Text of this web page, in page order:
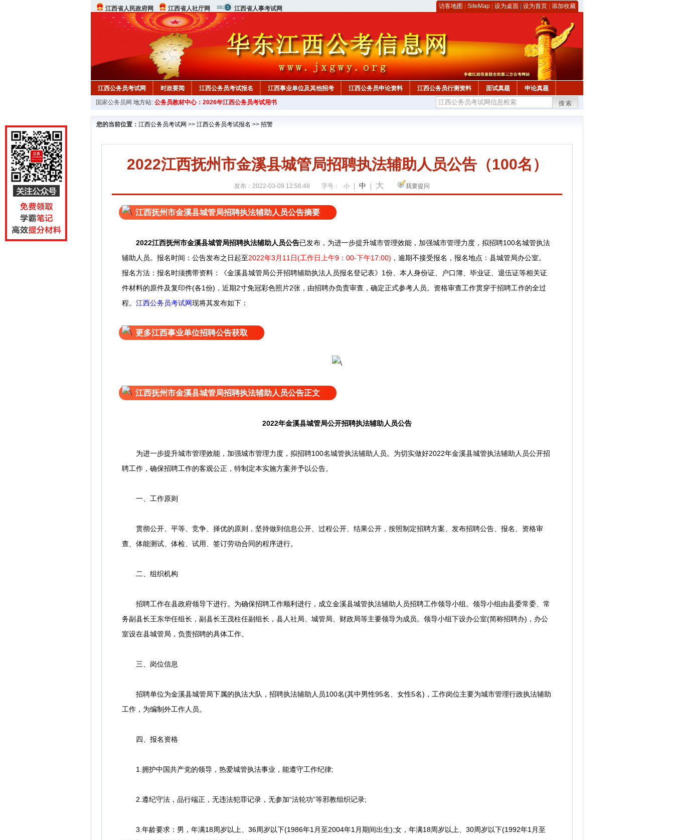
江西省人民政府网 江西省人社厅网 江西省人事考试网 访客地图 SiteMap 设为桌面 设为首页 添加收藏
江西公务员考试网 时政要闻 江西公务员考试报名 江西事业单位及其他招考 江西公务员申论资料 江西公务员行测资料 面试真题 申论真题
行测真题 在线咨询 教材中心
国家公务员网 地方站: 公务员教材中心：2026年江西公务员考试用书 搜索
您的当前位置： 江西公务员考试网 >> 江西公务员考试报名 >> 招警
2022江西抚州市金溪县城管局招聘执法辅助人员公告（100名）
发布：2022-03-09 12:56:48 字号： 小 中 大 我要提问
江西抚州市金溪县城管局招聘执法辅助人员公告摘要
2022江西抚州市金溪县城管局招聘执法辅助人员公告已发布， 为进一步提升城市管理效能，加强城市管理力度，拟招聘100名城管执法
辅助人员。 报名时间：公告发布之日起至2022年3月11日(工作日上午9：00-下午17:00) ，逾期不接受报名， 报名地点：县城管局办公室。
报名方法：报名时须携带资料：《金溪县城管局公开招聘辅助执法人员报名登记表》1份、本人身份证、户口簿、毕业证、退伍证等相关证
件材料的原件及复印件(各1份)，近期2寸免冠彩色照片2张，由招聘办负责审查，确定正式参考人员。资格审查工作贯穿于招聘工作的全过
程。 江西公务员考试网现将其发布如下：
更多江西事业单位招聘公告获取
江西抚州市金溪县城管局招聘执法辅助人员公告正文
2022年金溪县城管局公开招聘执法辅助人员公告
为进一步提升城市管理效能，加强城市管理力度，拟招聘100名城管执法辅助人员。为切实做好2022年金溪县城管执法辅助人员公开招
聘工作，确保招聘工作的客观公正，特制定本实施方案并予以公告。
一、工作原则
贯彻公开、平等、竞争、择优的原则，坚持做到信息公开、过程公开、结果公开，按照制定招聘方案、发布招聘公告、报名、资格审
查、体能测试、体检、试用、签订劳动合同的程序进行。
二、组织机构
招聘工作在县政府领导下进行。为确保招聘工作顺利进行，成立金溪县城管执法辅助人员招聘工作领导小组。领导小组由县委常委、常
务副县长王东华任组长，副县长王茂柱任副组长，县人社局、城管局、财政局等主要领导为成员。领导小组下设办公室(简称招聘办)，办公
室设在县城管局，负责招聘的具体工作。
三、岗位信息
招聘单位为金溪县城管局下属的执法大队，招聘执法辅助人员100名(其中男性95名、女性5名)，工作岗位主要为城市管理行政执法辅助
工作，为编制外工作人员。
四、报名资格
1.拥护中国共产党的领导，热爱城管执法事业，能遵守工作纪律;
2.遵纪守法，品行端正，无违法犯罪记录，无参加“法轮功”等邪教组织记录;
3.年龄要求：男，年满18周岁以上、36周岁以下(1986年1月至2004年1月期间出生);女，年满18周岁以上、30周岁以下(1992年1月至